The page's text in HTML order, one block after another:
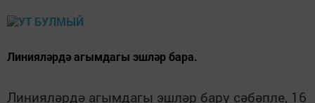
Линияләрдә агымдагы эшләр бара.
Линияләрдә агымдагы эшләр бару сәбәпле, 16